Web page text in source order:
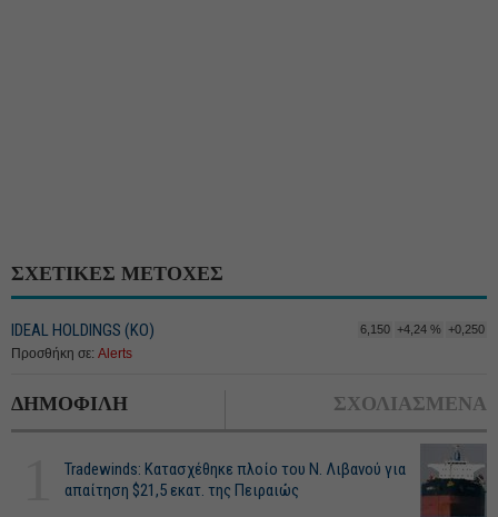
ΣΧΕΤΙΚΕΣ ΜΕΤΟΧΕΣ
IDEAL HOLDINGS (ΚΟ) 6,150 +4,24 % +0,250
Προσθήκη σε: Alerts
ΔΗΜΟΦΙΛΗ ΣΧΟΛΙΑΣΜΕΝΑ
Tradewinds: Κατασχέθηκε πλοίο του Ν. Λιβανού για
απαίτηση $21,5 εκατ. της Πειραιώς